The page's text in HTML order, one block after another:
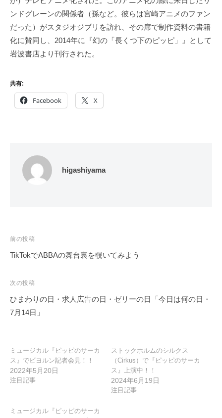
ンドグレーンの関係者（孫など。彼らは宮崎アニメのファン
だった）がスタジオジブリを訪れ、その席で制作資料の書籍
化に賛同し、2014年に『幻の「長くつ下のピッピ」』として
岩波書店より刊行された。
共有:
Facebook X
higashiyama
投
稿
ビ
ゲ
ー
ン
前の投稿
TikTokでABBAの舞台裏を覗いてみよう
次の投稿
ひまわりの日・求人広告の日・ゼリーの日「今日は何の日・
7月14日」
ミュージカル『ピッピのサーカ
ス』でビヨルン記者会見！！
2022年5月20日
注目記事
ストックホルムのシルクス
（Cirkus）で『ピッピのサーカ
ス』上演中！！
2024年6月19日
注目記事
ミュージカル『ピッピのサーカ